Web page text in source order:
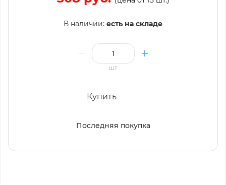
В наличии: есть на складе
шт
Купить
Последняя покупка